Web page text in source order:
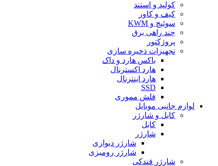
کولپد و استند
کیف و کاور
سوئیچ و KWM
چند راهی برق
پروژکتور
تجهیزات ذخیره سازی
باکس هارد و داک
هارد اکسترنال
هارد اینترنال
SSD
فلش مموری
لوازم جانبی موبایل
کابل و شارژر
کابل
شارژر
شارژر دیواری
شارژر رومیزی
شارژر فندکی